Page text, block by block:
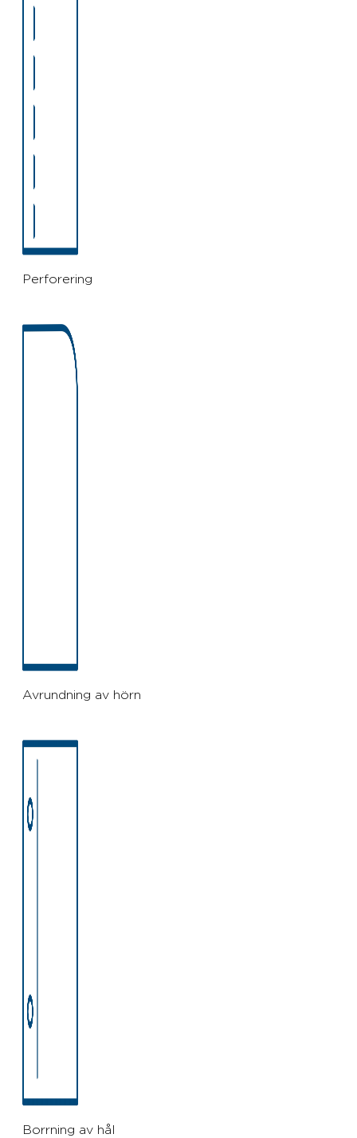
Perforering
Avrundning av hörn
Borrning av hål